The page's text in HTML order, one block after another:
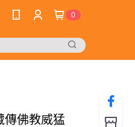
0
傳佛教威猛